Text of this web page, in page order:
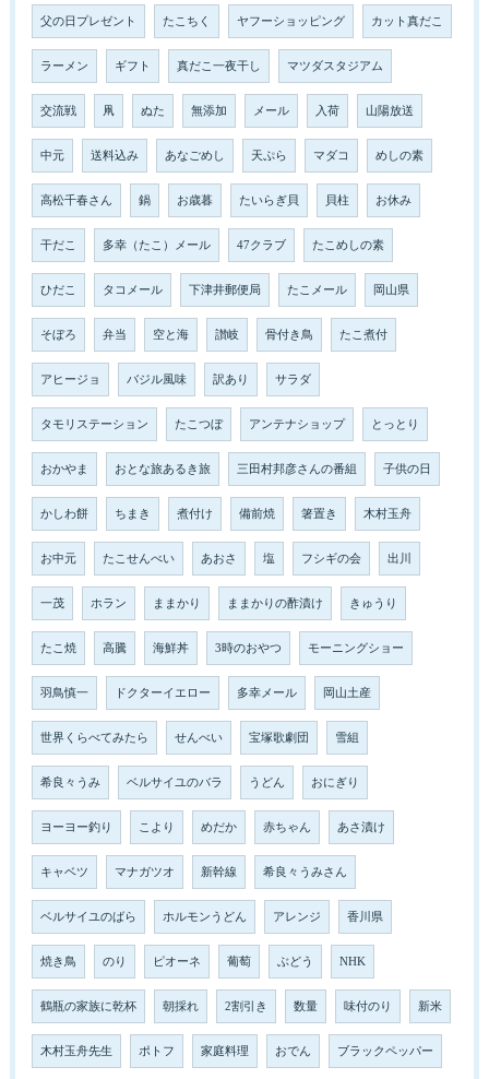
父の日プレゼント たこちく ヤフーショッピング カット真だこ
ラーメン ギフト 真だこ一夜干し マツダスタジアム
交流戦 凧 ぬた 無添加 メール 入荷 山陽放送
中元 送料込み あなごめし 天ぷら マダコ めしの素
高松千春さん 鍋 お歳暮 たいらぎ貝 貝柱 お休み
干だこ 多幸（たこ）メール 47クラブ たこめしの素
ひだこ タコメール 下津井郵便局 たこメール 岡山県
そぼろ 弁当 空と海 讃岐 骨付き鳥 たこ煮付
アヒージョ バジル風味 訳あり サラダ
タモリステーション たこつぼ アンテナショップ とっとり
おかやま おとな旅あるき旅 三田村邦彦さんの番組 子供の日
かしわ餅 ちまき 煮付け 備前焼 箸置き 木村玉舟
お中元 たこせんべい あおさ 塩 フシギの会 出川
一茂 ホラン ままかり ままかりの酢漬け きゅうり
たこ焼 高騰 海鮮丼 3時のおやつ モーニングショー
羽鳥慎一 ドクターイエロー 多幸メール 岡山土産
世界くらべてみたら せんべい 宝塚歌劇団 雪組
希良々うみ ベルサイユのバラ うどん おにぎり
ヨーヨー釣り こより めだか 赤ちゃん あさ漬け
キャベツ マナガツオ 新幹線 希良々うみさん
ベルサイユのばら ホルモンうどん アレンジ 香川県
焼き鳥 のり ピオーネ 葡萄 ぶどう NHK
鶴瓶の家族に乾杯 朝採れ 2割引き 数量 味付のり 新米
木村玉舟先生 ポトフ 家庭料理 おでん ブラックペッパー